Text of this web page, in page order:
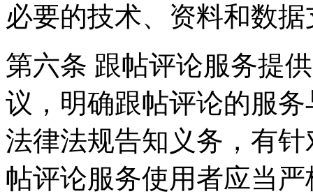
必要的技术、资料和数
第六条 跟帖评论服务提
议，明确跟帖评论的服
法律法规告知义务，有
帖评论服务使用者应当